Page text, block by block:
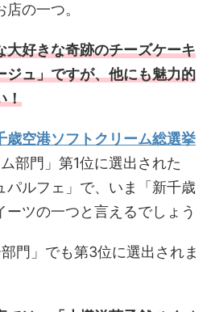
の一つ。
大好きな奇跡のチーズケーキ
ジュ」ですが、他にも魅力的
！
歳空港ソフトクリーム総選挙
部門」第1位に選出された
パルフェ」で、いま「新千歳
ーツの一つと言えるでしょう
門」でも第3位に選出されま